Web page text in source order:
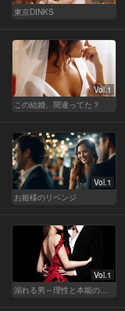
東京DINKS
Vol.1
この結婚、間違ってた？
Vol.1
お姫様のリベンジ
Vol.1
溺れる男～理性と本能のあいだで～